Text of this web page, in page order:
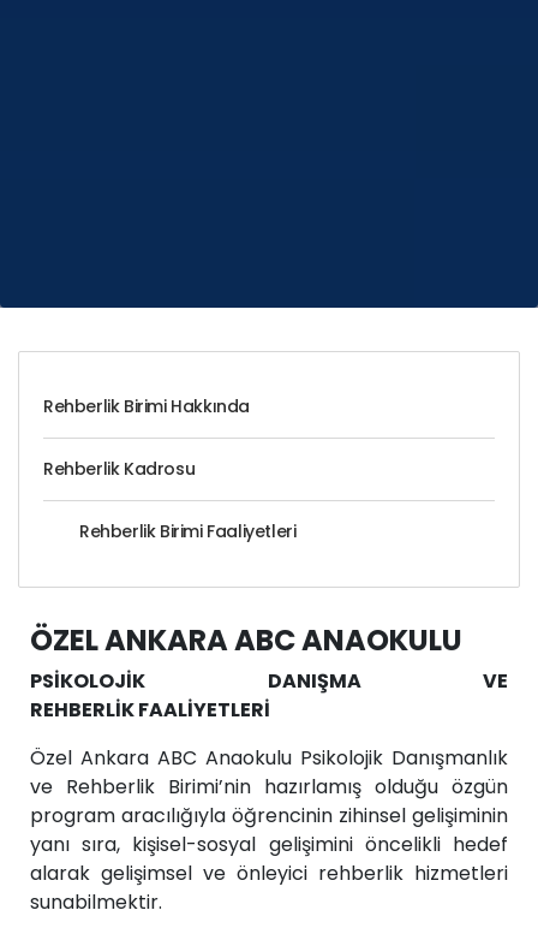
Rehberlik Birimi Hakkında
Rehberlik Kadrosu
Rehberlik Birimi Faaliyetleri
ÖZEL ANKARA ABC ANAOKULU
PSİKOLOJİK DANIŞMA VE
REHBERLİKFAALİYETLERİ
Özel Ankara ABC Anaokulu Psikolojik Danışmanlık
ve Rehberlik Birimi’nin hazırlamış olduğu özgün
program aracılığıyla öğrencinin zihinsel gelişiminin
yanı sıra, kişisel-sosyal gelişimini öncelikli hedef
alarak gelişimsel ve önleyici rehberlik hizmetleri
sunabilmektir.